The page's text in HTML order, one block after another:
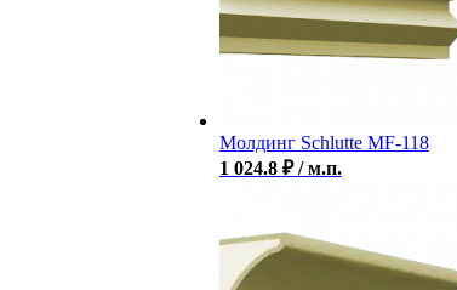
Молдинг Schlutte MF-118
1 024.8 ₽ / м.п.